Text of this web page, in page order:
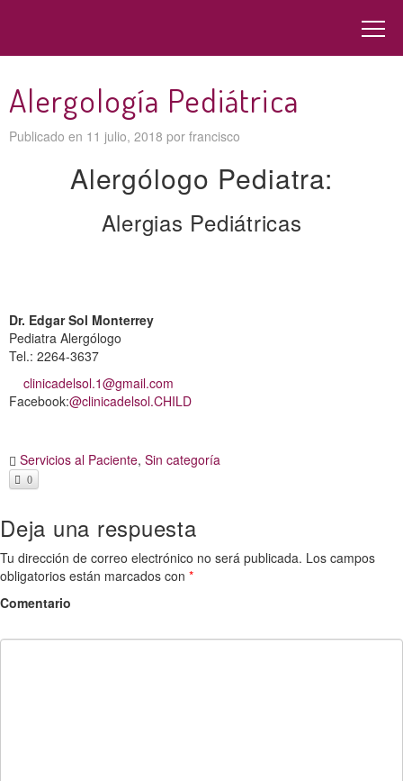
Alergología Pediátrica
Publicado en 11 julio, 2018 por francisco
Alergólogo Pediatra:
Alergias Pediátricas
Dr. Edgar Sol Monterrey
Pediatra Alergólogo
Tel.: 2264-3637
clinicadelsol.1@gmail.com
Facebook:@clinicadelsol.CHILD
Servicios al Paciente, Sin categoría
0
Deja una respuesta
Tu dirección de correo electrónico no será publicada. Los campos
obligatorios están marcados con *
Comentario